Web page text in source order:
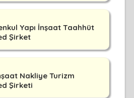
Yapı İnşaat Taahhüt
Şirket
Nakliye Turizm
Şirketi